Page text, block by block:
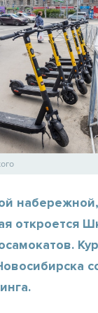
откроется